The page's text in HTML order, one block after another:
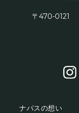
〒470-0121
ナパスの想い